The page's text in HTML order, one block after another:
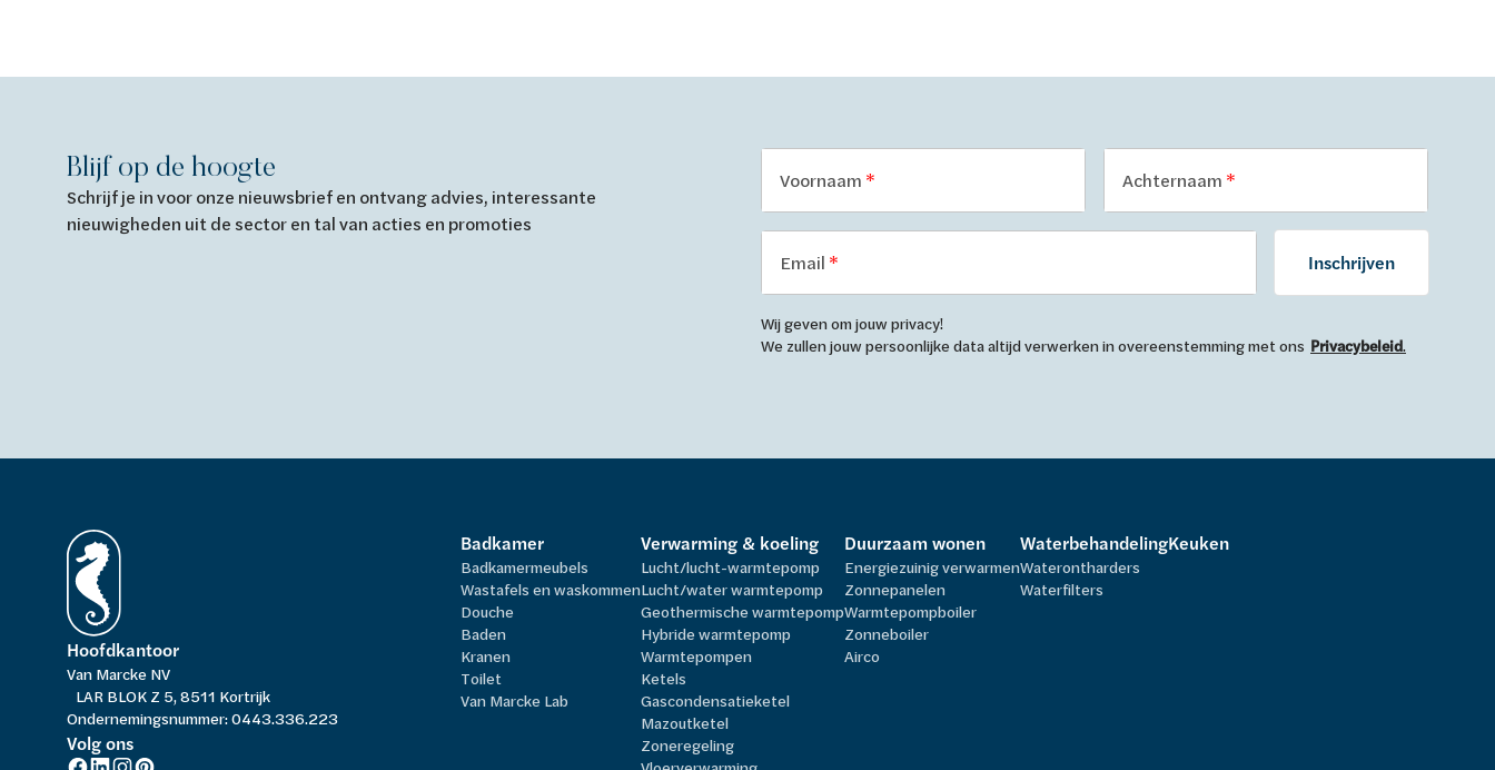
Blijf op de hoogte
Schrijf je in voor onze nieuwsbrief en ontvang advies, interessante
nieuwigheden uit de sector en tal van acties en promoties
Voornaam Achternaam
Email Inschrijven
Wij geven om jouw privacy!
We zullen jouw persoonlijke data altijd verwerken in overeenstemming met ons Privacybeleid.
Hoofdkantoor
Van Marcke NV
LAR BLOK Z 5, 8511 Kortrijk
Ondernemingsnummer: 0443.336.223
Volg ons
Badkamer
Badkamermeubels
Wastafels en waskommen
Douche
Baden
Kranen
Toilet
Van Marcke Lab
Verwarming & koeling
Lucht/lucht-warmtepomp
Lucht/water warmtepomp
Geothermische warmtepomp
Hybride warmtepomp
Warmtepompen
Ketels
Gascondensatieketel
Mazoutketel
Zoneregeling
Duurzaam wonen
Energiezuinig verwarmen
Zonnepanelen
Warmtepompboiler
Zonneboiler
Airco
Waterbehandeling
Waterontharders
Waterfilters
Keuken